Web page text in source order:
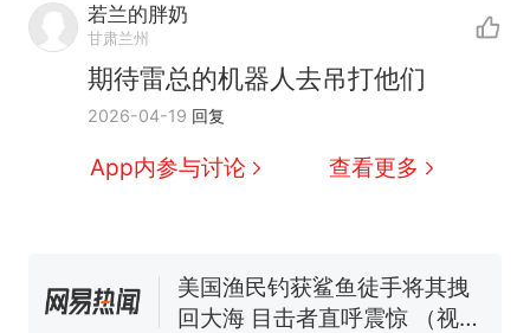
若兰的胖奶
甘肃兰州
期待雷总的机器人去吊打他们
2026-04-19 回复
App内参与讨论 查看更多
那个在床头放菜刀的女孩，
因老师一句“跟我回家”改写了
人生
新
制裁瓜子饺子，美国怕什
么？
费大厨“全国小炒肉大王”称
140多朵
美国渔民钓获鲨鱼徒手将其拽
回大海 目击者直呼震惊 （视频